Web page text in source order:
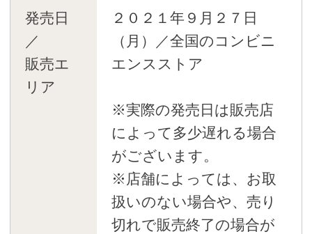
発売日
／
販売エ
リア
２０２１年９月２７日
（月）／全国のコンビニ
エンスストア
※実際の発売日は販売店
によって多少遅れる場合
がございます。
※店舗によっては、お取
扱いのない場合や、売り
切れで販売終了の場合が